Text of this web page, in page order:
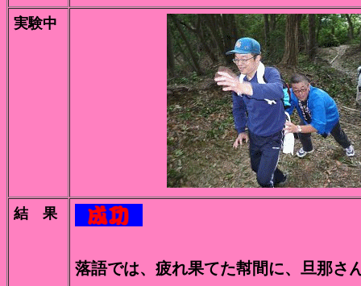
実験中
結 果
落語では、疲れ果てた幇間に、旦那さ